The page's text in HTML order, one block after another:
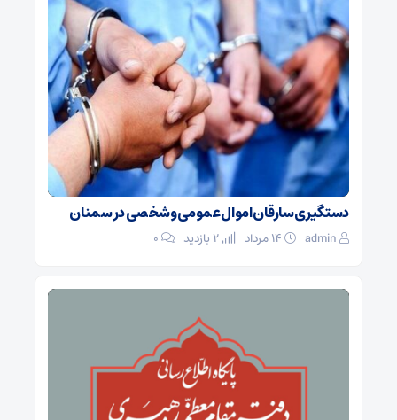
دستگیری سارقان اموال عمومی و شخصی در سمنان
admin ۰